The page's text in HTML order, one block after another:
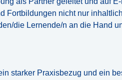
Fortbildungen nicht nur
die Lernende/n an die Hand
starker Praxisbezug und ein